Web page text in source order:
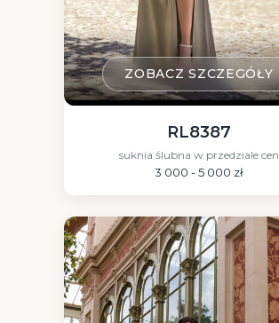
ZOBACZ SZCZEGÓŁY
RL8387
suknia ślubna w przedziale cen
3 000 - 5 000 zł